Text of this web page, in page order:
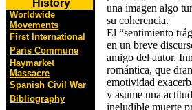
History
Worldwide
Movements
First International
Paris Commune
Haymarket
Massacre
Spanish Civil War
Bibliography
una imagen algo
su coherencia.
El “sentimiento
en un breve
amigo del autor.
romántica, que
emotividad
y asume una
ineludible muerte